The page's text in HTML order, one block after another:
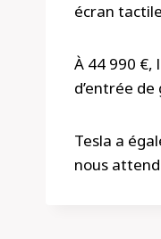
écran
À 44 990 €,
d’entrée de
Tesla a
nous